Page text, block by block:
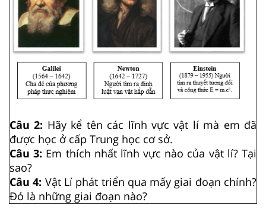
Câu 2: Hãy kể tên các lĩnh vực vật lí mà em đã
được học ở cấp Trung học cơ sở.
Câu 3: Em thích nhất lĩnh vực nào của vật lí? Tại
sao?
Câu 4: Vật Lí phát triển qua mấy giai đoạn chính?
Đó là những giai đoạn nào?